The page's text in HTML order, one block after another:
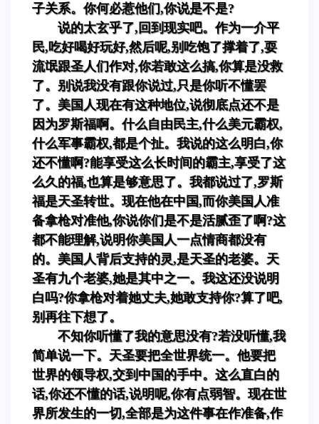
子关系。你何必惹他们,你说是不是?
说的太玄乎了,回到现实吧。作为一介平
民,吃好喝好玩好,然后呢,别吃饱了撑着了,耍
流氓跟圣人们作对,你若敢这么搞,你算是没救
了。别说我没有跟你说过,只是你听不懂罢
了。美国人现在有这种地位,说彻底点还不是
因为罗斯福啊。什么自由民主,什么美元霸权,
什么军事霸权,都是个扯。我说的这么明白,你
还不懂啊?能享受这么长时间的霸主,享受了这
么久的福,也算是够意思了。我都说过了,罗斯
福是天圣转世。现在他在中国,而你美国人准
备拿枪对准他,你说你们是不是活腻歪了啊?这
都不能理解,说明你美国人一点情商都没有
的。美国人背后支持的灵,是天圣的老婆。天
圣有九个老婆,她是其中之一。我这还没说明
白吗?你拿枪对着她丈夫,她敢支持你?算了吧,
别再往下想了。
不知你听懂了我的意思没有?若没听懂,我
简单说一下。天圣要把全世界统一。他要把
世界的领导权,交到中国的手中。这么直白的
话,你还不懂的话,说明呢,你有点弱智。现在世
界所发生的一切,全部是为这件事在作准备,作